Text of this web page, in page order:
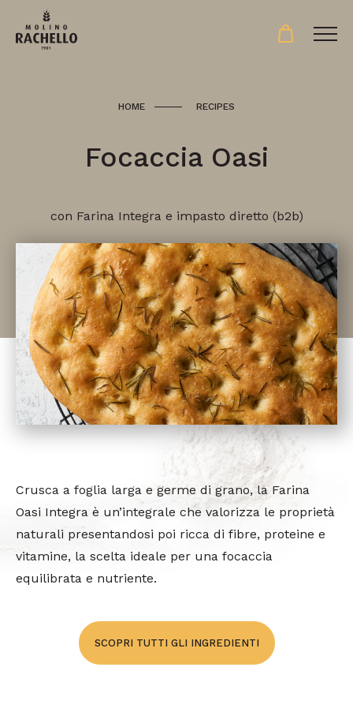
HOME RECIPES
Focaccia Oasi
con Farina Integra e impasto diretto (b2b)
Crusca a foglia larga e germe di grano, la Farina
Oasi Integra è un’integrale che valorizza le proprietà
naturali presentandosi poi ricca di fibre, proteine e
vitamine, la scelta ideale per una focaccia
equilibrata e nutriente.
SCOPRI TUTTI GLI INGREDIENTI